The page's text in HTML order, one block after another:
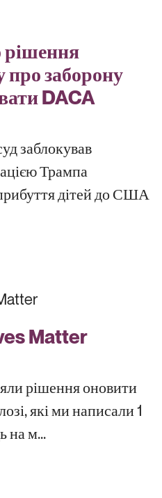
рішення
про заборону
DACA
заблокував
Трампа
дітей до США
Matter
рішення оновити
які ми написали 1
на м...